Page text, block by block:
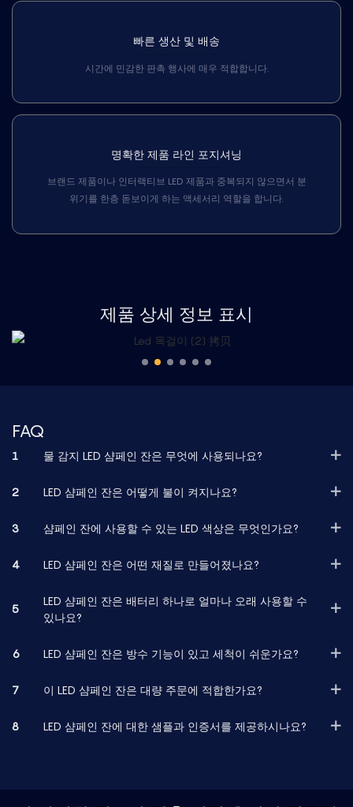
빠른 생산 및 배송
시간에 민감한 판촉 행사에 매우 적합합니다.
명확한 제품 라인 포지셔닝
브랜드 제품이나 인터랙티브 LED 제품과 중복되지 않으면서 분
위기를 한층 돋보이게 하는 액세서리 역할을 합니다.
제품 상세 정보 표시
FAQ
1 물 감지 LED 샴페인 잔은 무엇에 사용되나요?
2 LED 샴페인 잔은 어떻게 불이 켜지나요?
3 샴페인 잔에 사용할 수 있는 LED 색상은 무엇인가요?
4 LED 샴페인 잔은 어떤 재질로 만들어졌나요?
5
LED 샴페인 잔은 배터리 하나로 얼마나 오래 사용할 수
있나요?
6 LED 샴페인 잔은 방수 기능이 있고 세척이 쉬운가요?
7 이 LED 샴페인 잔은 대량 주문에 적합한가요?
8 LED 샴페인 잔에 대한 샘플과 인증서를 제공하시나요?